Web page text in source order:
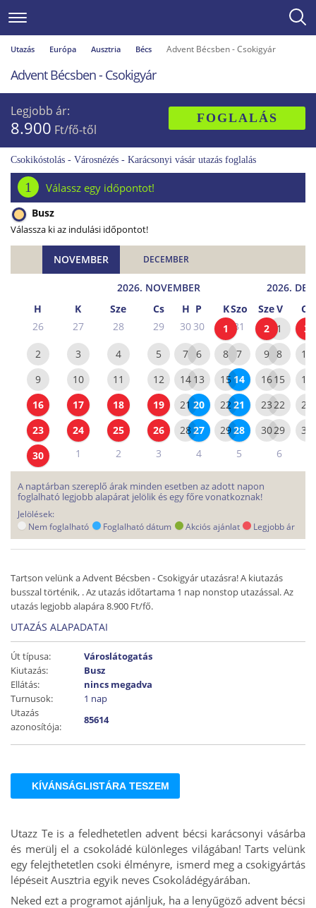
Utazás Európa Ausztria Bécs Advent Bécsben - Csokigyár
Advent Bécsben - Csokigyár
Legjobb ár:
8.900 Ft/fő-től
FOGLALÁS
Csokikóstolás - Városnézés - Karácsonyi vásár utazás foglalás
1 Válassz egy időpontot!
Busz
Válassza ki az indulási időpontot!
NOVEMBER DECEMBER
2026. NOVEMBER
H
K Sze Cs P Szo
V
26
27 28 29 30 31
1
2
3 4 5 6 7
8
9
10 11 12 13 14
15
16
17 18 19 20 21
22
23
24 25 26 27 28
29
30
1 2 3 4 5 6
2026.
H
K Sze
Cs
30
1 2
3
7
8 9
10
14
15 16
17
21
22 23
24
28
29 30 31
A naptárban szereplő árak minden esetben az adott napon
foglalható legjobb alapárat jelölik és egy főre vonatkoznak!
Jelölések:
Nem foglalható
Foglalható dátum Akciós ajánlat Legjobb ár
Tartson velünk a Advent Bécsben - Csokigyár utazásra! A kiutazás
busszal történik, . Az utazás időtartama 1 nap nonstop utazással. Az
utazás legjobb alapára 8.900 Ft/fő.
UTAZÁS ALAPADATAI
Út típusa:
Városlátogatás
Kiutazás:
Busz
Ellátás:
nincs megadva
Turnusok:
1 nap
Utazás
azonosítója:
85614
KÍVÁNSÁGLISTÁRA TESZEM
Utazz Te is a feledhetetlen advent bécsi karácsonyi vásárba
és merülj el a csokoládé különleges világában! Tarts velünk
egy felejthetetlen csoki élményre, ismerd meg a csokigyártás
lépéseit Ausztria egyik neves Csokoládégyárában.
Neked ezt a programot ajánljuk, ha a lenyűgöző advent bécsi